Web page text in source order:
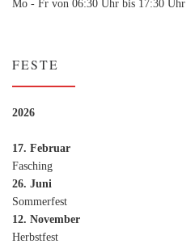
Página de la iniciativa
Mo - Fr von 06:30 Uhr bis 17:30 Uhr
FESTE
2026
17. Februar
Fasching
26. Juni
Sommerfest
12. November
Herbstfest